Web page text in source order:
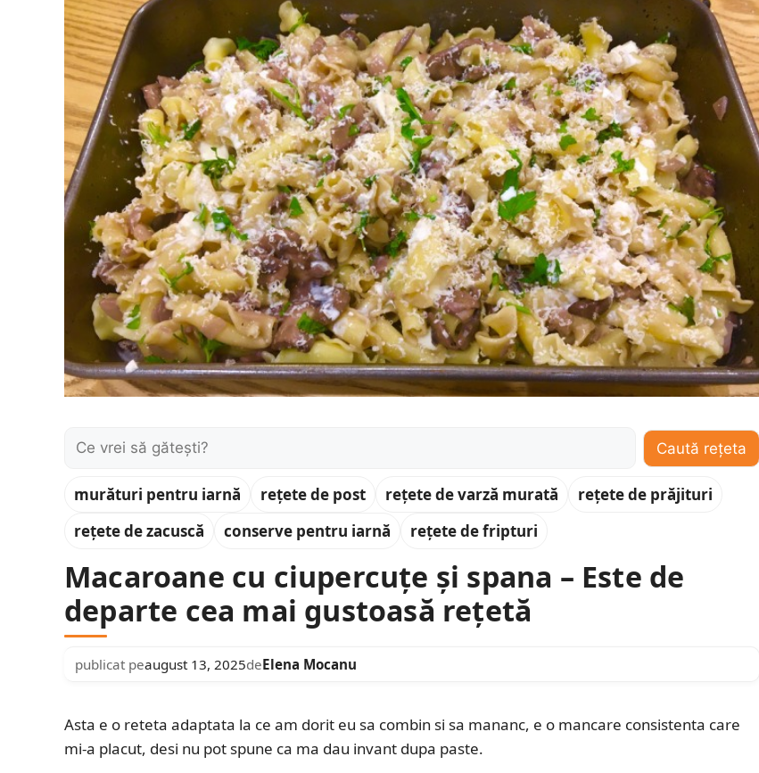
Caută: Caută rețeta
murături pentru iarnă rețete de post rețete de varză murată
rețete de prăjituri
rețete de zacuscă
conserve pentru iarnă rețete de fripturi
Macaroane cu ciupercuțe și spana – Este de
departe cea mai gustoasă rețetă
publicat peaugust 13, 2025deElena Mocanu
Asta e o reteta adaptata la ce am dorit eu sa combin si sa mananc, e o mancare consistenta care
mi-a placut, desi nu pot spune ca ma dau invant dupa paste.